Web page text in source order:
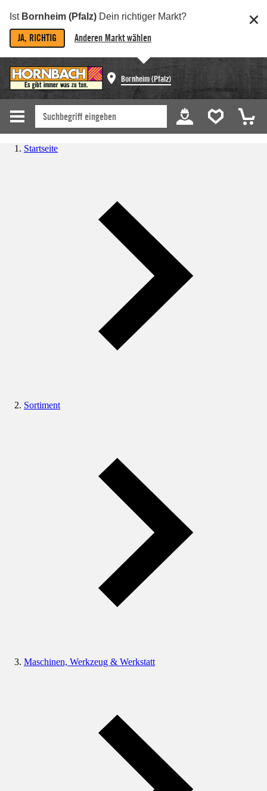
Ist Bornheim (Pfalz) Dein richtiger Markt?
JA, RICHTIG Anderen Markt wählen
Bornheim (Pfalz)
Startseite
Sortiment
Maschinen, Werkzeug & Werkstatt